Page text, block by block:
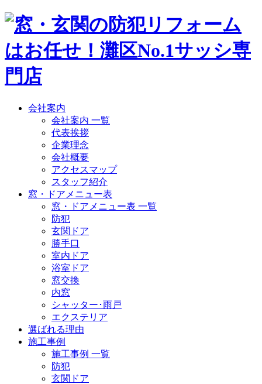
会社案内
会社案内 一覧
代表挨拶
企業理念
会社概要
アクセスマップ
スタッフ紹介
窓・ドアメニュー表
窓・ドアメニュー表 一覧
防犯
玄関ドア
勝手口
室内ドア
浴室ドア
窓交換
内窓
シャッター･雨戸
エクステリア
選ばれる理由
施工事例
施工事例 一覧
防犯
玄関ドア